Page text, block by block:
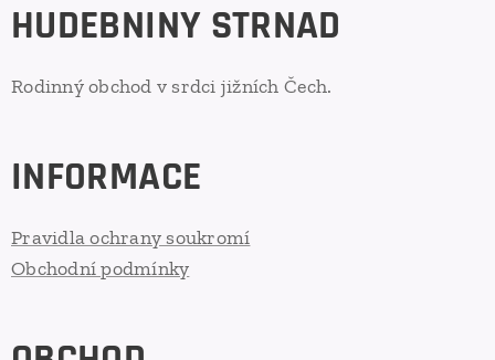
HUDEBNINY STRNAD
Rodinný obchod v srdci jižních Čech.
INFORMACE
Pravidla ochrany soukromí
Obchodní podmínky